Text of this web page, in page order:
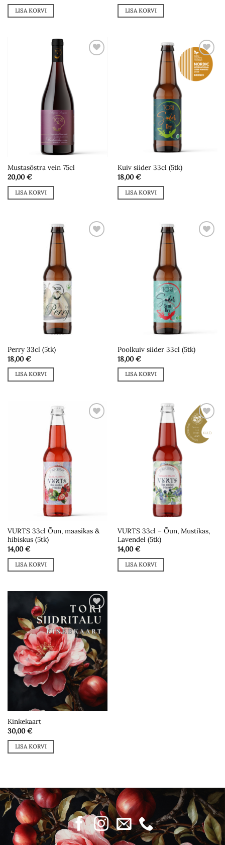
LISA KORVI LISA KORVI
Mustasõstra vein 75cl
20,00€
LISA KORVI
Add to
wishlist
Kuiv siider 33cl (5tk)
18,00€
LISA KORVI
Perry 33cl (5tk)
18,00€
LISA KORVI
Poolkuiv siider 33cl (5tk)
18,00€
LISA KORVI
VURTS 33cl Õun, maasikas &
hibiskus (5tk)
14,00€
LISA KORVI
Add to
wishlist
VURTS 33cl – Õun, Mustikas,
Lavendel (5tk)
14,00€
LISA KORVI
Add to
wishlist
Kinkekaart
30,00€
LISA KORVI